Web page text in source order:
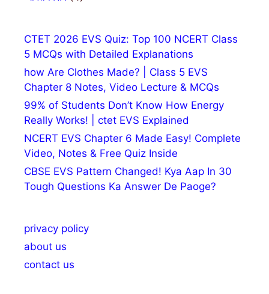
CTET 2026 EVS Quiz: Top 100 NCERT Class
5 MCQs with Detailed Explanations
how Are Clothes Made? | Class 5 EVS
Chapter 8 Notes, Video Lecture & MCQs
99% of Students Don’t Know How Energy
Really Works! | ctet EVS Explained
NCERT EVS Chapter 6 Made Easy! Complete
Video, Notes & Free Quiz Inside
CBSE EVS Pattern Changed! Kya Aap In 30
Tough Questions Ka Answer De Paoge?
privacy policy
about us
contact us